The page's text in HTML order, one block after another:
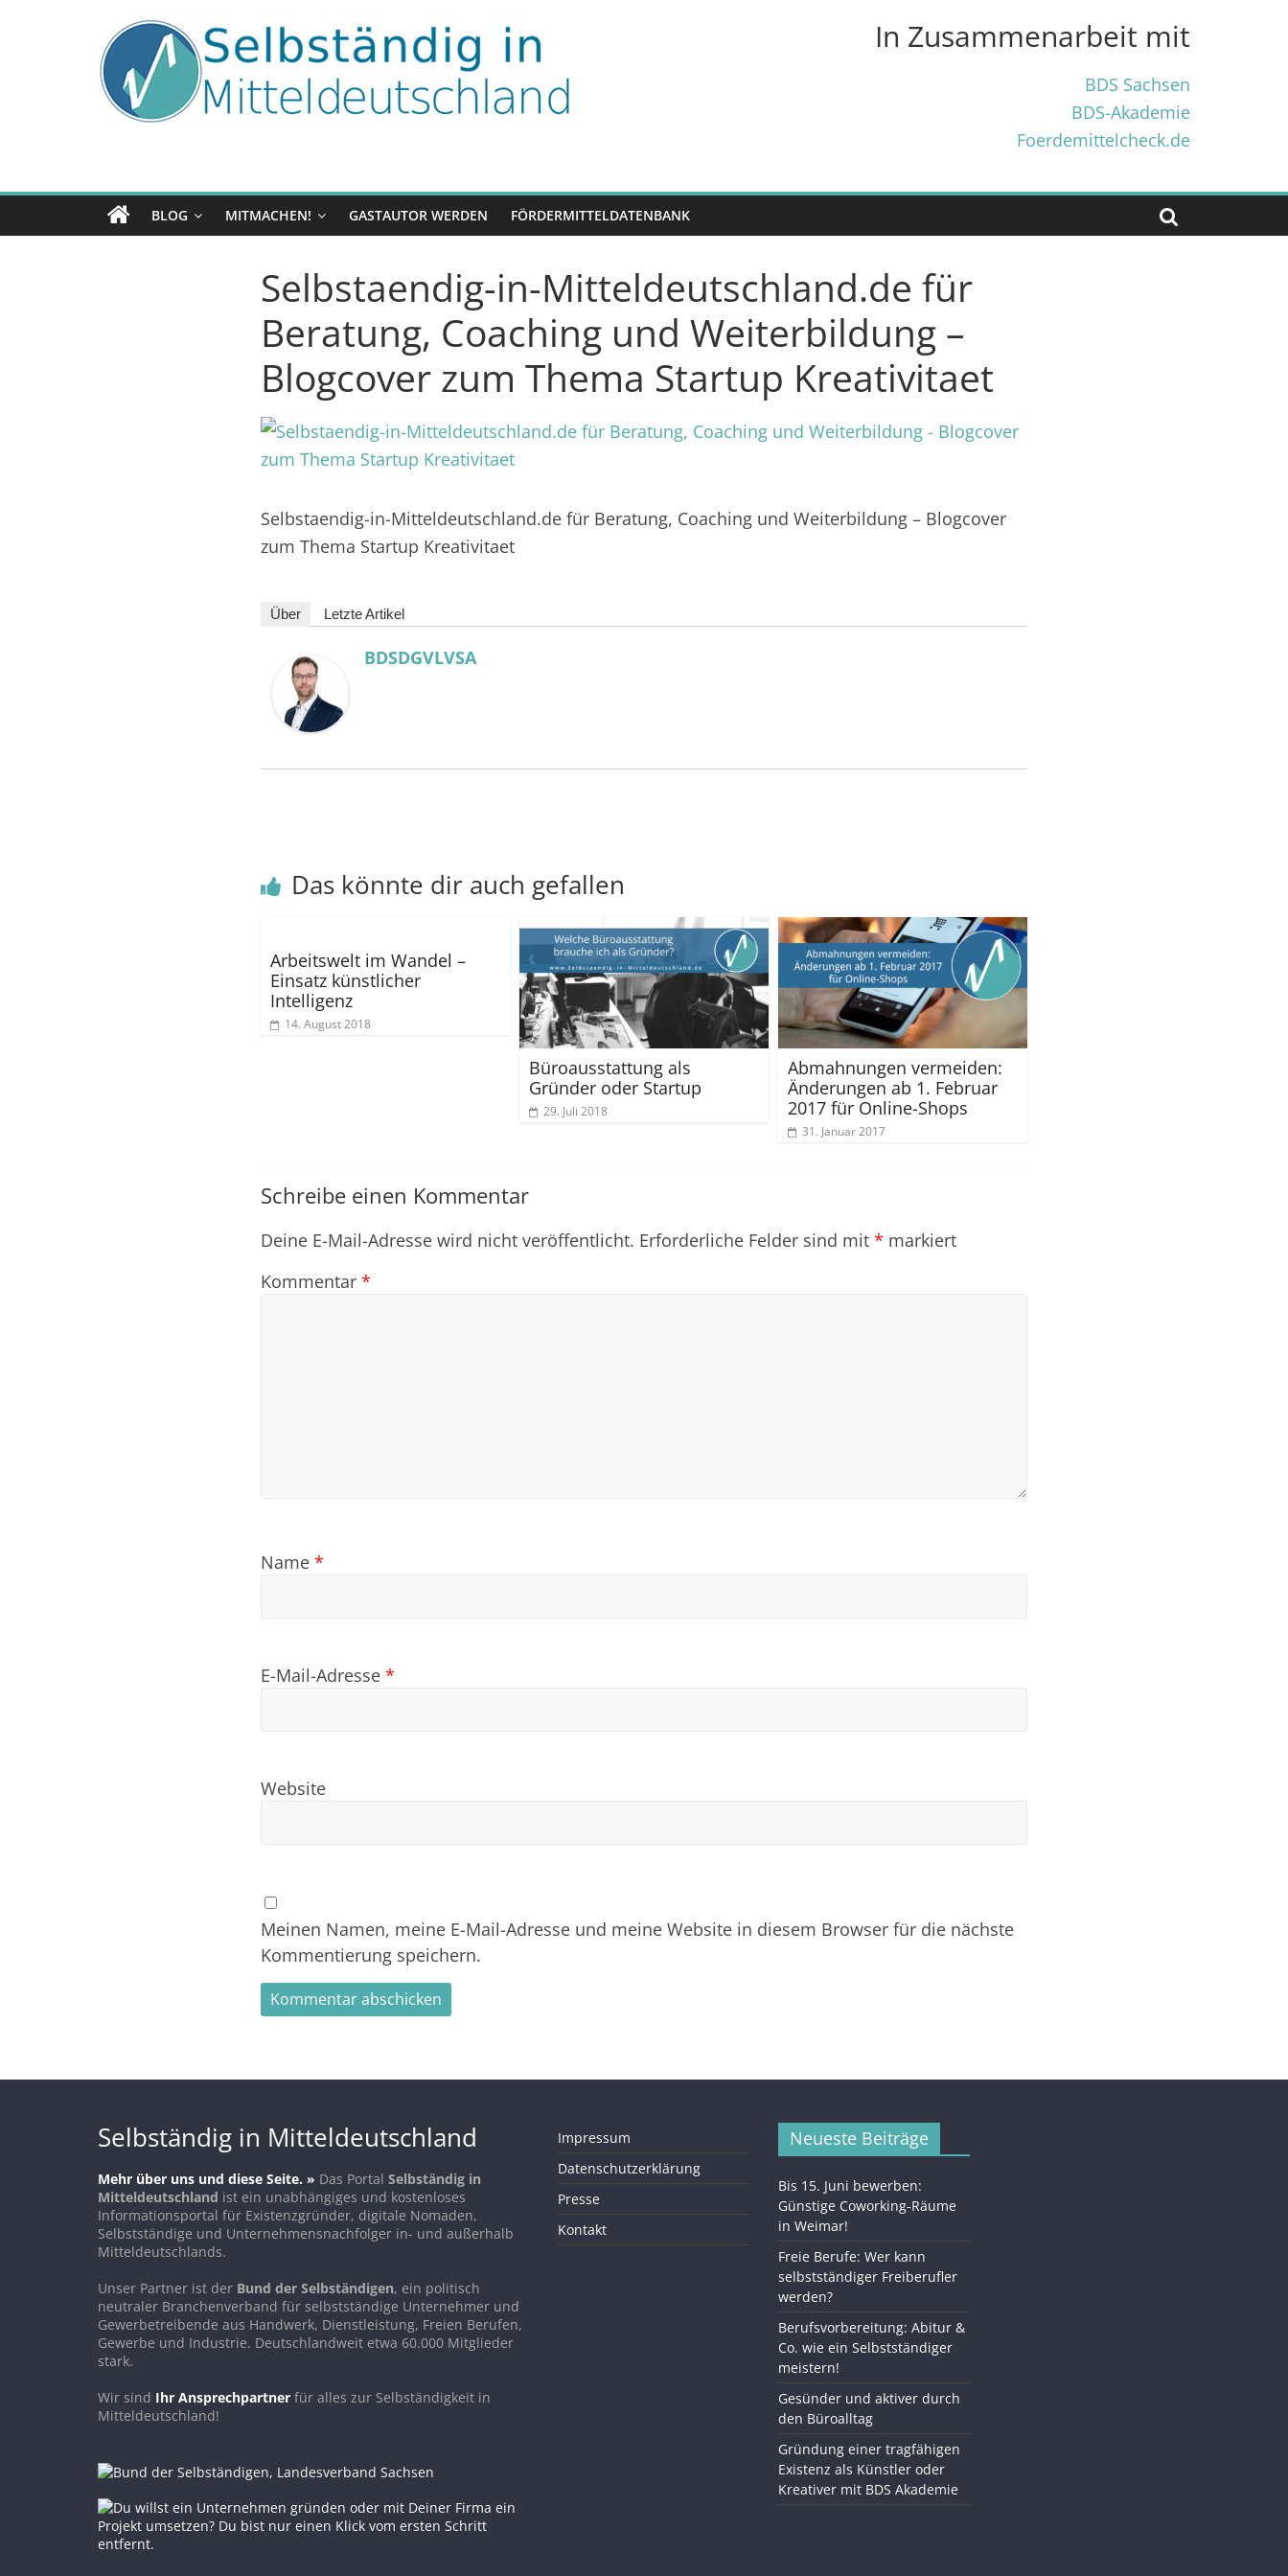
Selbständig
Mitteldeutschland
Tipps
In Zusammenarbeit mit
BDS Sachsen
BDS-Akademie
Foerdemittelcheck.de
BLOG MITMACHEN! GASTAUTOR WERDEN FÖRDERMITTELDATENBANK
Selbstaendig-in-Mitteldeutschland.de für
Beratung, Coaching und Weiterbildung –
Blogcover zum Thema Startup Kreativitaet
Selbstaendig-in-Mitteldeutschland.de für Beratung, Coaching und Weiterbildung – Blogcover
zum Thema Startup Kreativitaet
Über Letzte Artikel
BDSDGVLVSA
Das könnte dir auch gefallen
Arbeitswelt im Wandel –
Einsatz künstlicher
Intelligenz
14. August 2018
Büroausstattung als
Gründer oder Startup
29. Juli 2018
Abmahnungen vermeiden:
Änderungen ab 1. Februar
2017 für Online-Shops
31. Januar 2017
Schreibe einen Kommentar
Deine E-Mail-Adresse wird nicht veröffentlicht. Erforderliche Felder sind mit * markiert
Kommentar *
Name *
E-Mail-Adresse *
Website
Meinen Namen, meine E-Mail-Adresse und meine Website in diesem Browser für die nächste
Kommentierung speichern.
Selbständig in Mitteldeutschland
Mehr über uns und diese Seite. » Das Portal Selbständig in
Mitteldeutschland ist ein unabhängiges und kostenloses
Informationsportal für Existenzgründer, digitale Nomaden,
Selbstständige und Unternehmensnachfolger in- und außerhalb
Mitteldeutschlands.
Unser Partner ist der Bund der Selbständigen, ein politisch
neutraler Branchenverband für selbstständige Unternehmer und
Gewerbetreibende aus Handwerk, Dienstleistung, Freien Berufen,
Gewerbe und Industrie. Deutschlandweit etwa 60.000 Mitglieder
stark.
Wir sind Ihr Ansprechpartner für alles zur Selbständigkeit in
Mitteldeutschland!
Impressum
Datenschutzerklärung
Presse
Kontakt
Neueste Beiträge
Bis 15. Juni bewerben:
Günstige Coworking-Räume
in Weimar!
Freie Berufe: Wer kann
selbstständiger Freiberufler
werden?
Berufsvorbereitung: Abitur &
Co. wie ein Selbstständiger
meistern!
Gesünder und aktiver durch
den Büroalltag
Gründung einer tragfähigen
Existenz als Künstler oder
Kreativer mit BDS Akademie